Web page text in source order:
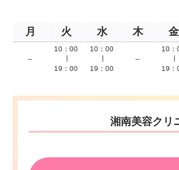
月 火 水 木 金
–
10：00
19：00
10：00
19：00
–
10：
19：
湘南美容クリ